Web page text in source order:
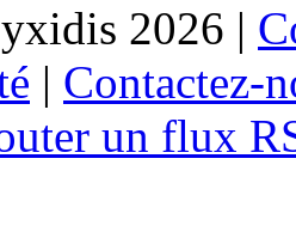
2026 |
| Contactez-
un flux